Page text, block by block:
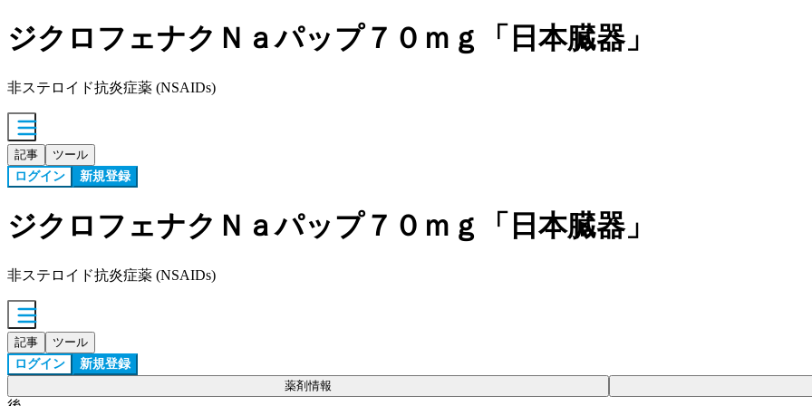
ジクロフェナクＮａパップ７０ｍｇ「日本臓器」
非ステロイド抗炎症薬 (NSAIDs)
記事 ツール
ログイン 新規登録
ジクロフェナクＮａパップ７０ｍｇ「日本臓器」
非ステロイド抗炎症薬 (NSAIDs)
記事 ツール
ログイン 新規登録
薬剤情報